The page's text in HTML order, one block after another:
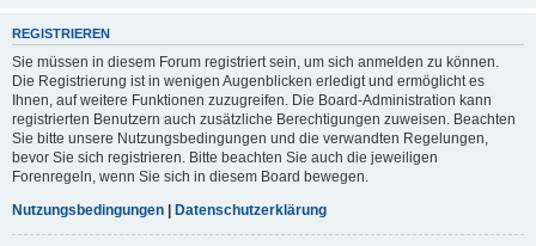
REGISTRIEREN
Sie müssen in diesem Forum registriert sein, um sich anmelden zu können.
Die Registrierung ist in wenigen Augenblicken erledigt und ermöglicht es
Ihnen, auf weitere Funktionen zuzugreifen. Die Board-Administration kann
registrierten Benutzern auch zusätzliche Berechtigungen zuweisen. Beachten
Sie bitte unsere Nutzungsbedingungen und die verwandten Regelungen,
bevor Sie sich registrieren. Bitte beachten Sie auch die jeweiligen
Forenregeln, wenn Sie sich in diesem Board bewegen.
Nutzungsbedingungen | Datenschutzerklärung